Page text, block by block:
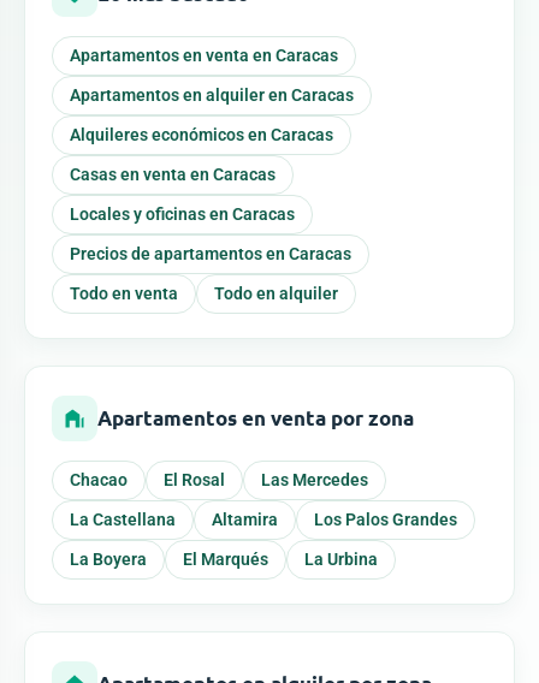
Apartamentos en venta en Caracas
Apartamentos en alquiler en Caracas
Alquileres económicos en Caracas
Casas en venta en Caracas
Locales y oficinas en Caracas
Precios de apartamentos en Caracas
Todo en venta Todo en alquiler
Apartamentos en venta por zona
Chacao El Rosal Las Mercedes
La Castellana Altamira Los Palos Grandes
La Boyera El Marqués La Urbina